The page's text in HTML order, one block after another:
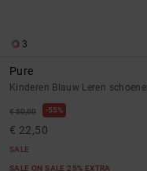
3
Pure
Kinderen Blauw Leren
€ 50,00 55%
€ 22,50
SALE
SALE ON SALE 25% EXTRA